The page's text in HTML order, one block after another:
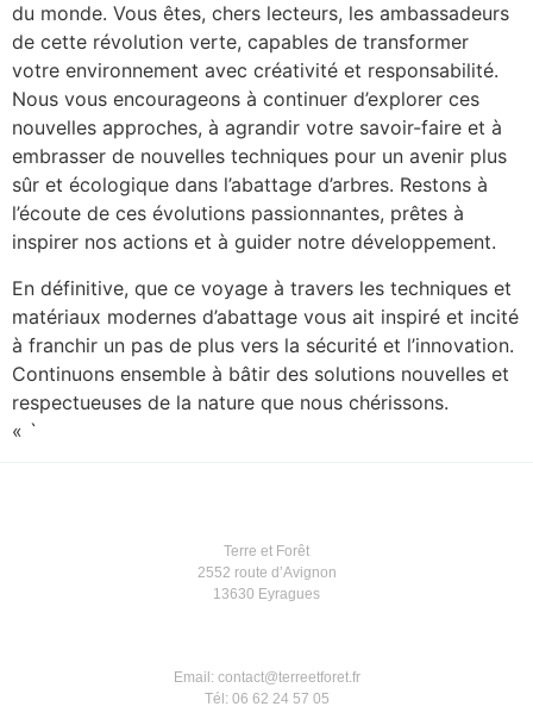
du monde. Vous êtes, chers lecteurs, les ambassadeurs
de cette révolution verte, capables de transformer
votre environnement avec créativité et responsabilité.
Nous vous encourageons à continuer d’explorer ces
nouvelles approches, à agrandir votre savoir-faire et à
embrasser de nouvelles techniques pour un avenir plus
sûr et écologique dans l’abattage d’arbres. Restons à
l’écoute de ces évolutions passionnantes, prêtes à
inspirer nos actions et à guider notre développement.
En définitive, que ce voyage à travers les techniques et
matériaux modernes d’abattage vous ait inspiré et incité
à franchir un pas de plus vers la sécurité et l’innovation.
Continuons ensemble à bâtir des solutions nouvelles et
respectueuses de la nature que nous chérissons.
« `
Terre et Forêt
2552 route d’Avignon
13630 Eyragues
Email: contact@terreetforet.fr
Tél: 06 62 24 57 05